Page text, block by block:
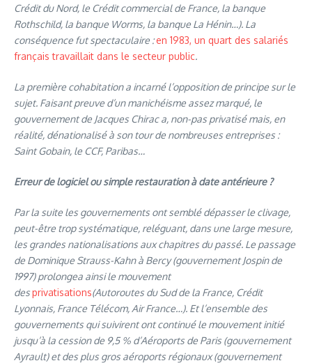
Crédit du Nord, le Crédit commercial de France, la banque
Rothschild, la banque Worms, la banque La Hénin…). La
conséquence fut spectaculaire :en 1983, un quart des salariés
français travaillait dans le secteur public.
La première cohabitation a incarné l’opposition de principe sur le
sujet. Faisant preuve d’un manichéisme assez marqué, le
gouvernement de Jacques Chirac a, non-pas privatisé mais, en
réalité, dénationalisé à son tour de nombreuses entreprises :
Saint Gobain, le CCF, Paribas…
Erreur de logiciel ou simple restauration à date antérieure ?
Par la suite les gouvernements ont semblé dépasser le clivage,
peut-être trop systématique, reléguant, dans une large mesure,
les grandes nationalisations aux chapitres du passé. Le passage
de Dominique Strauss-Kahn à Bercy (gouvernement Jospin de
1997) prolongea ainsi le mouvement
desprivatisations(Autoroutes du Sud de la France, Crédit
Lyonnais, France Télécom, Air France…). Et l’ensemble des
gouvernements qui suivirent ont continué le mouvement initié
jusqu’à la cession de 9,5 % d’Aéroports de Paris (gouvernement
Ayrault) et des plus gros aéroports régionaux (gouvernement